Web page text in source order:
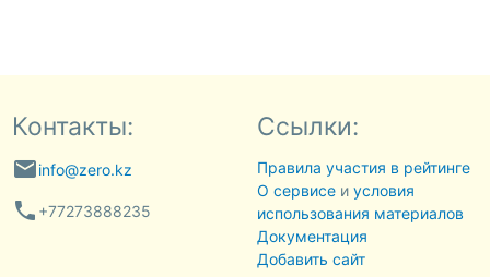
Контакты:
emailinfo@zero.kz
phone +77273888235
Ссылки:
Правила участия в рейтинге
О сервисеи условия
использования материалов
Документация
Добавить сайт